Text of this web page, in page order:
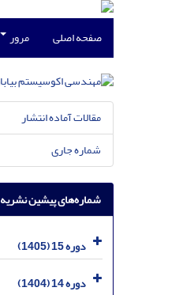
صفحه اصلی مرور
مقالات آماده انتشار
شماره جاری
شماره‌های پیشین نشریه
دوره 15 (1405)
دوره 14 (1404)